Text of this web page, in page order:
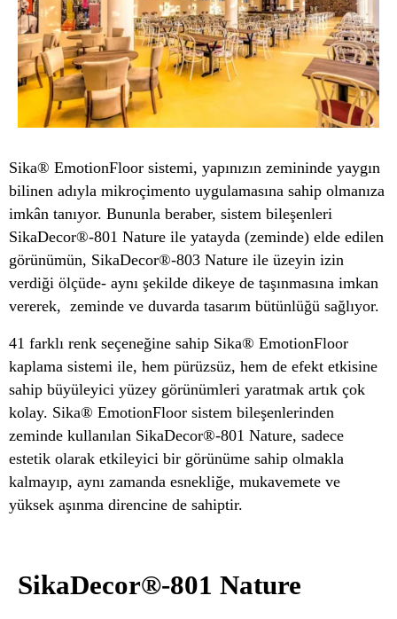
Sika® EmotionFloor sistemi, yapınızın zemininde yaygın
bilinen adıyla mikroçimento uygulamasına sahip olmanıza
imkân tanıyor. Bununla beraber, sistem bileşenleri
SikaDecor®-801 Nature ile yatayda (zeminde) elde edilen
görünümün, SikaDecor®-803 Nature ile üzeyin izin
verdiği ölçüde- aynı şekilde dikeye de taşınmasına imkan
vererek, zeminde ve duvarda tasarım bütünlüğü sağlıyor.
41 farklı renk seçeneğine sahip Sika® EmotionFloor
kaplama sistemi ile, hem pürüzsüz, hem de efekt etkisine
sahip büyüleyici yüzey görünümleri yaratmak artık çok
kolay. Sika® EmotionFloor sistem bileşenlerinden
zeminde kullanılan SikaDecor®-801 Nature, sadece
estetik olarak etkileyici bir görünüme sahip olmakla
kalmayıp, aynı zamanda esnekliğe, mukavemete ve
yüksek aşınma direncine de sahiptir.
SikaDecor®-801 Nature